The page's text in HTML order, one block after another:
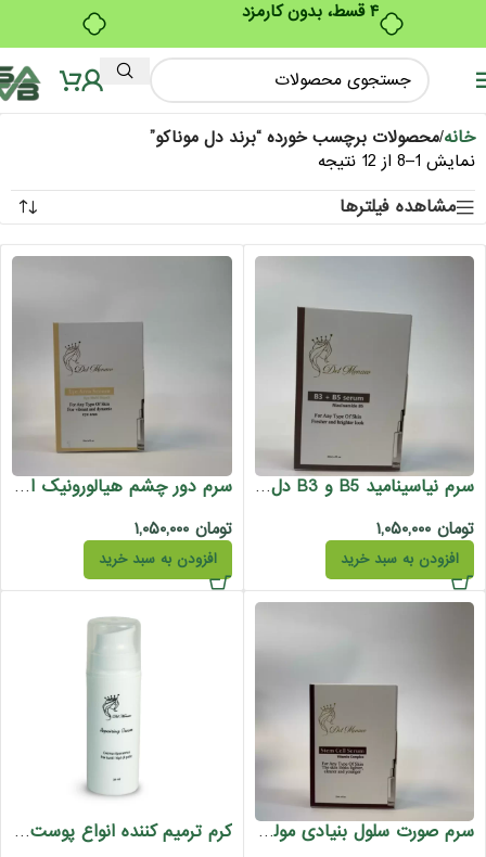
۴ قسط، بدون کارمزد
خانه/محصولات برچسب خورده “برند دل موناکو”
نمایش 1–8 از 12 نتیجه
مشاهده فیلترها
سرم نیاسینامید B5 و B3 دل موناکو 30 میل
تومان
افزودن به سبد خرید
سرم دور چشم هیالورونیک اسید دل موناکو 30 میل
تومان
افزودن به سبد خرید
سرم صورت سلول بنیادی مولتی اکشن دل موناکو 30 میل
کرم ترمیم کننده انواع پوست دل موناکو 30 میل